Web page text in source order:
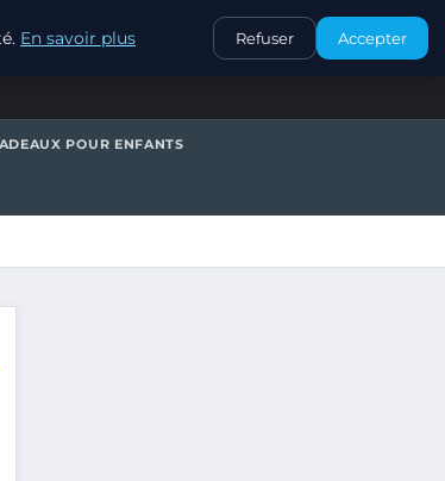
CONTACT
POUR ENFANTS
En savoir plus Refuser Accepter